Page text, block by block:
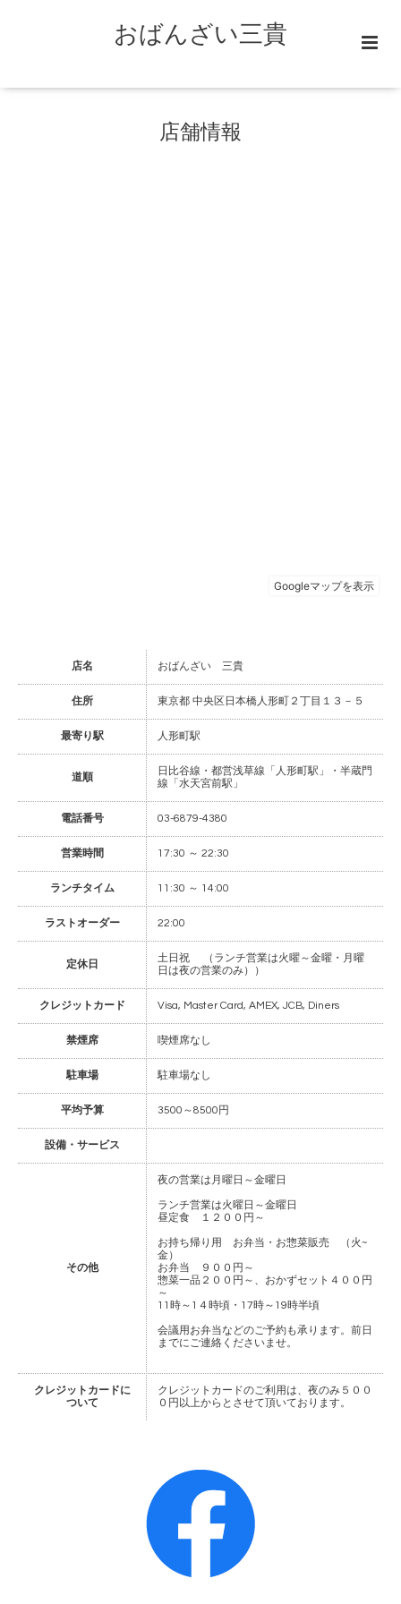
おばんざい三貴
店舗情報
店名 おばんざい 三貴
住所 東京都 中央区日本橋人形町２丁目１３－５
最寄り駅 人形町駅
道順
日比谷線・都営浅草線「人形町駅」・半蔵門
線「水天宮前駅」
電話番号 03-6879-4380
営業時間 17:30 ～ 22:30
ランチタイム 11:30 ～ 14:00
ラストオーダー 22:00
定休日
土日祝 （ランチ営業は火曜～金曜・月曜
日は夜の営業のみ））
クレジットカード Visa, Master Card, AMEX, JCB, Diners
禁煙席 喫煙席なし
駐車場 駐車場なし
平均予算 3500～8500円
設備・サービス
その他
夜の営業は月曜日～金曜日
ランチ営業は火曜日～金曜日
昼定食 １２００円～
お持ち帰り用 お弁当・お惣菜販売 （火~
金）
お弁当 ９００円～
惣菜一品２００円～、おかずセット４００円
～
11時～1４時頃・17時～19時半頃
会議用お弁当などのご予約も承ります。前日
までにご連絡くださいませ。
クレジットカードに
ついて
クレジットカードのご利用は、夜のみ５００
０円以上からとさせて頂いております。